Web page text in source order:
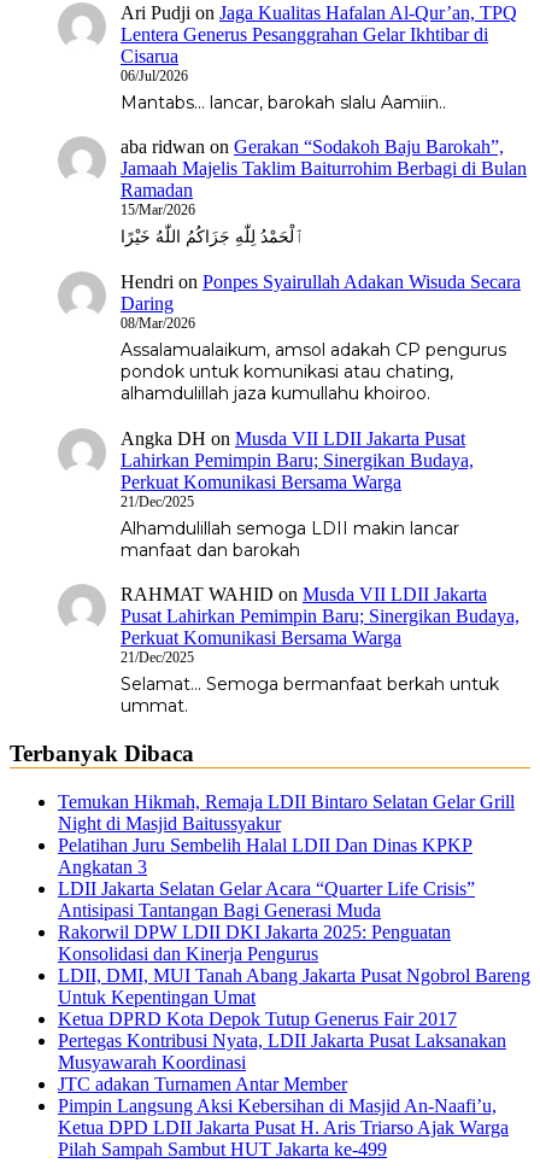
Ari Pudji on Jaga Kualitas Hafalan Al-Qur’an, TPQ
Lentera Generus Pesanggrahan Gelar Ikhtibar di
Cisarua
06/Jul/2026
Mantabs... lancar, barokah slalu Aamiin..
aba ridwan on Gerakan “Sodakoh Baju Barokah”,
Jamaah Majelis Taklim Baiturrohim Berbagi di Bulan
Ramadan
15/Mar/2026
ٱلْحَمْدُ لِلّٰهِ جَزَاكُمُ اللّٰهُ خَيْرًا
Hendri on Ponpes Syairullah Adakan Wisuda Secara
Daring
08/Mar/2026
Assalamualaikum, amsol adakah CP pengurus
pondok untuk komunikasi atau chating,
alhamdulillah jaza kumullahu khoiroo.
Angka DH on Musda VII LDII Jakarta Pusat
Lahirkan Pemimpin Baru; Sinergikan Budaya,
Perkuat Komunikasi Bersama Warga
21/Dec/2025
Alhamdulillah semoga LDII makin lancar
manfaat dan barokah
RAHMAT WAHID on Musda VII LDII Jakarta
Pusat Lahirkan Pemimpin Baru; Sinergikan Budaya,
Perkuat Komunikasi Bersama Warga
21/Dec/2025
Selamat... Semoga bermanfaat berkah untuk
ummat.
Terbanyak Dibaca
Temukan Hikmah, Remaja LDII Bintaro Selatan Gelar Grill
Night di Masjid Baitussyakur
Pelatihan Juru Sembelih Halal LDII Dan Dinas KPKP
Angkatan 3
LDII Jakarta Selatan Gelar Acara “Quarter Life Crisis”
Antisipasi Tantangan Bagi Generasi Muda
Rakorwil DPW LDII DKI Jakarta 2025: Penguatan
Konsolidasi dan Kinerja Pengurus
LDII, DMI, MUI Tanah Abang Jakarta Pusat Ngobrol Bareng
Untuk Kepentingan Umat
Ketua DPRD Kota Depok Tutup Generus Fair 2017
Pertegas Kontribusi Nyata, LDII Jakarta Pusat Laksanakan
Musyawarah Koordinasi
JTC adakan Turnamen Antar Member
Pimpin Langsung Aksi Kebersihan di Masjid An-Naafi’u,
Ketua DPD LDII Jakarta Pusat H. Aris Triarso Ajak Warga
Pilah Sampah Sambut HUT Jakarta ke-499